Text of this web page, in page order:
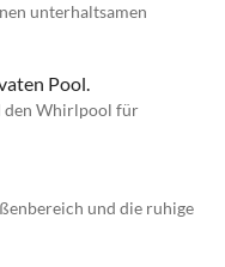
unterhaltsamen
Pool.
den Whirlpool für
und die ruhige